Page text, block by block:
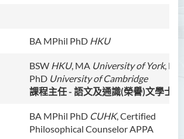
BA MPhil PhD HKU
BSW HKU, MA University of York,
PhD University of Cambridge
課程主任 - 語文及通識(榮譽)文學士
BA MPhil PhD CUHK, Certified
Philosophical Counselor APPA
袁展聰博士
李嘉瑤女士
劉學言先生
詹嘉文博士